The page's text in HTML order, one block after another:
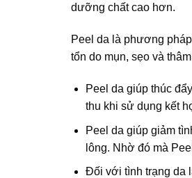
dưỡng chất cao hơn.
Peel da là phương
tổn do mụn, sẹo và
Peel da giúp thúc
thu khi sử dụng kết
Peel da giúp giảm
lông. Nhờ đó mà
Đối với tình trạng da